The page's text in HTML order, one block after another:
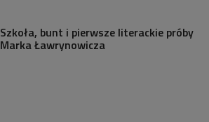
Szkoła, bunt i pierwsze literackie próby
Marka Ławrynowicza